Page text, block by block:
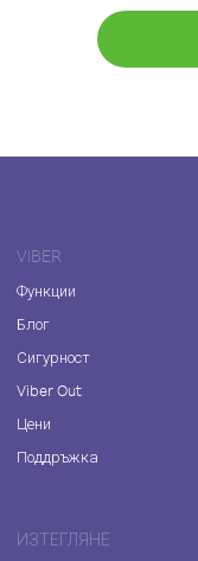
VIBER
Функции
Блог
Сигурност
Viber Out
Цени
Поддръжка
ИЗТЕГЛЯНЕ